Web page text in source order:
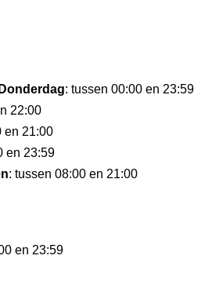
: tussen 00:00 en 23:59
22:00
en 21:00
en 23:59
: tussen 08:00 en 21:00
en 23:59